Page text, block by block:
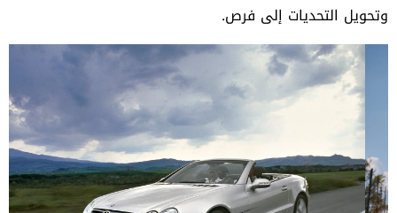
وتحويل التحديات إلى فرص.